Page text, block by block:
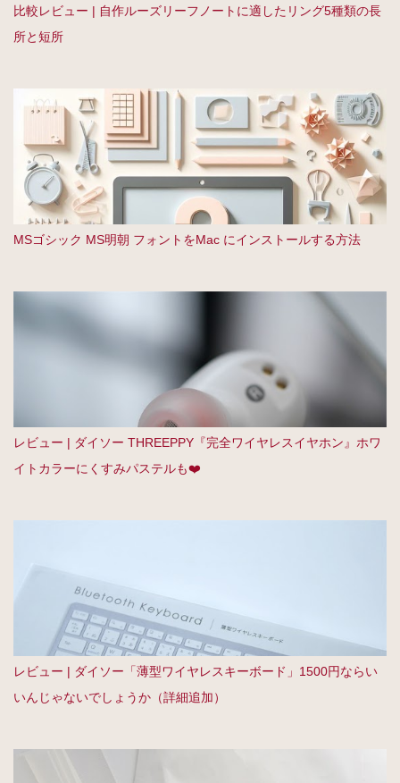
比較レビュー | 自作ルーズリーフノートに適したリング5種類の長
所と短所
MSゴシック MS明朝 フォントをMac にインストールする方法
レビュー | ダイソー THREEPPY『完全ワイヤレスイヤホン』ホワ
イトカラーにくすみパステルも❤️
レビュー | ダイソー「薄型ワイヤレスキーボード」1500円ならい
いんじゃないでしょうか（詳細追加）